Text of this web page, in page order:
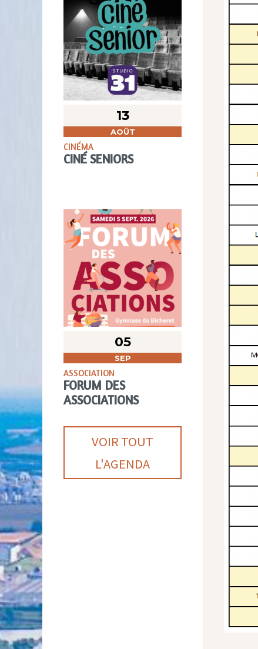
13
AOÛT
CINÉMA
CINÉ SENIORS
05
SEP
ASSOCIATION
FORUM DES
ASSOCIATIONS
VOIR TOUT
L'AGENDA